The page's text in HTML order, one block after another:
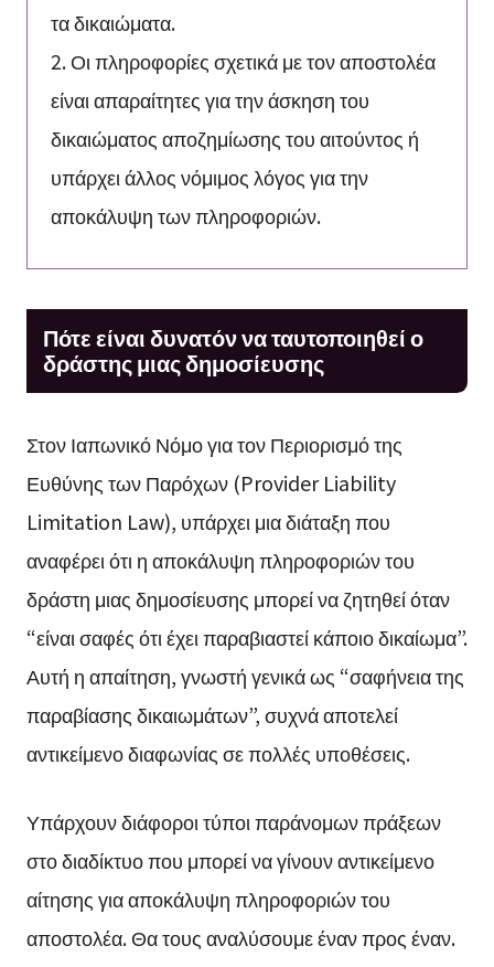
τα δικαιώματα.
2. Οι πληροφορίες σχετικά με τον αποστολέα
είναι απαραίτητες για την άσκηση του
δικαιώματος αποζημίωσης του αιτούντος ή
υπάρχει άλλος νόμιμος λόγος για την
αποκάλυψη των πληροφοριών.
Πότε είναι δυνατόν να ταυτοποιηθεί ο
δράστης μιας δημοσίευσης
Στον Ιαπωνικό Νόμο για τον Περιορισμό της
Ευθύνης των Παρόχων (Provider Liability
Limitation Law), υπάρχει μια διάταξη που
αναφέρει ότι η αποκάλυψη πληροφοριών του
δράστη μιας δημοσίευσης μπορεί να ζητηθεί όταν
“είναι σαφές ότι έχει παραβιαστεί κάποιο δικαίωμα”.
Αυτή η απαίτηση, γνωστή γενικά ως “σαφήνεια της
παραβίασης δικαιωμάτων”, συχνά αποτελεί
αντικείμενο διαφωνίας σε πολλές υποθέσεις.
Υπάρχουν διάφοροι τύποι παράνομων πράξεων
στο διαδίκτυο που μπορεί να γίνουν αντικείμενο
αίτησης για αποκάλυψη πληροφοριών του
αποστολέα. Θα τους αναλύσουμε έναν προς έναν.